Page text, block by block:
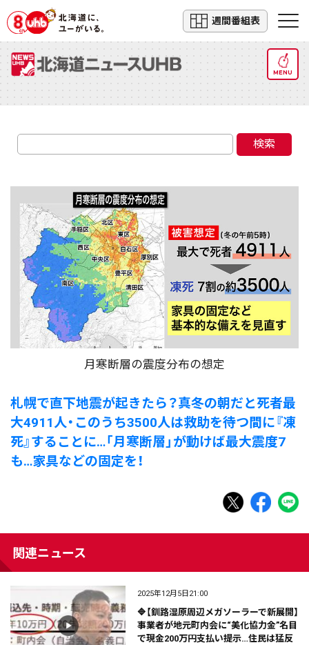
週間番組表
MENU
検索
月寒断層の震度分布の想定
札幌で直下地震が起きたら？真冬の朝だと死者最
大4911人・このうち3500人は救助を待つ間に『凍
死』することに…「月寒断層」が動けば最大震度7
も…家具などの固定を！
関連ニュース
2025年12月5日21:00
🔷【釧路湿原周辺メガソーラーで新展開】
事業者が地元町内会に“美化協力金”名目
で現金200万円支払い提示…住民は猛反